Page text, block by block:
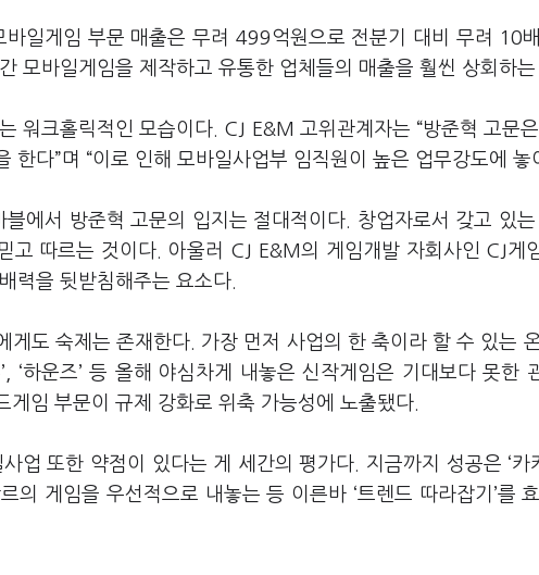
바일게임 부문 매출은 무려 499억원으로 전분기 대비 무려 10
모바일게임을 제작하고 유통한 업체들의 매출을 훨씬 상회하는
워크홀릭적인 모습이다. CJ E&M 고위관계자는 “방준혁 고문
한다”며 “이로 인해 모바일사업부 임직원이 높은 업무강도에 놓
에서 방준혁 고문의 입지는 절대적이다. 창업자로서 갖고 있는
고 따르는 것이다. 아울러 CJ E&M의 게임개발 자회사인 CJ
력을 뒷받침해주는 요소다.
게도 숙제는 존재한다. 가장 먼저 사업의 한 축이라 할 수 있는
‘하운즈’ 등 올해 야심차게 내놓은 신작게임은 기대보다 못한
게임 부문이 규제 강화로 위축 가능성에 노출됐다.
사업 또한 약점이 있다는 게 세간의 평가다. 지금까지 성공은 ‘카
의 게임을 우선적으로 내놓는 등 이른바 ‘트렌드 따라잡기’를